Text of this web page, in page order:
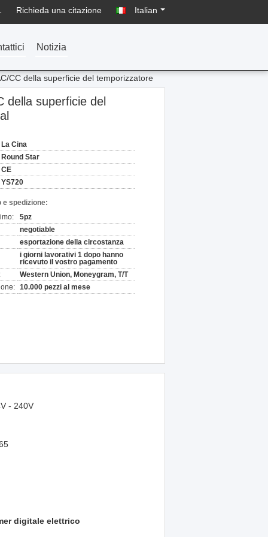
Richieda una citazione Italian
Notizia
CC della superficie del temporizzatore
della superficie del
La Cina
Round Star
CE
YS720
e spedizione:
5pz
negotiable
esportazione della circostanza
i giorni lavorativi 1 dopo hanno
ricevuto il vostro pagamento
Western Union, Moneygram, T/T
10.000 pezzi al mese
- 240V
digitale elettrico